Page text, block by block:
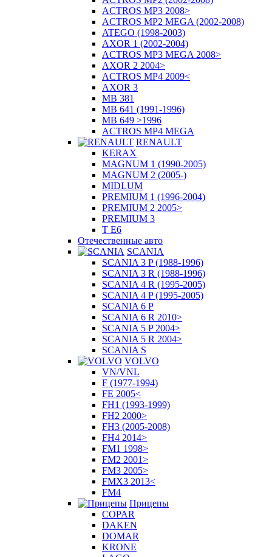
ACTROS MP3 2008>
ACTROS MP2 MEGA (2002-2008)
ATEGO (1998-2003)
AXOR 1 (2002-2004)
ACTROS MP3 MEGA 2008>
AXOR 2 2004>
ACTROS MP4 2009<
AXOR 3
MB 381
MB 641 (1991-1996)
MB 649 >1996
ACTROS MP4 MEGA
RENAULT
KERAX
MAGNUM 1 (1990-2005)
MAGNUM 2 (2005-)
MIDLUM
PREMIUM 1 (1996-2004)
PREMIUM 2 2005>
PREMIUM 3
T E6
Отечественные авто
SCANIA
SCANIA 3 P (1988-1996)
SCANIA 3 R (1988-1996)
SCANIA 4 R (1995-2005)
SCANIA 4 P (1995-2005)
SCANIA 6 P
SCANIA 6 R 2010>
SCANIA 5 P 2004>
SCANIA 5 R 2004>
SCANIA S
VOLVO
VN/VNL
F (1977-1994)
FE 2005<
FH1 (1993-1999)
FH2 2000>
FH3 (2005-2008)
FH4 2014>
FM1 1998>
FM2 2001>
FM3 2005>
FMX3 2013<
FM4
Прицепы
COPAR
DAKEN
DOMAR
KRONE